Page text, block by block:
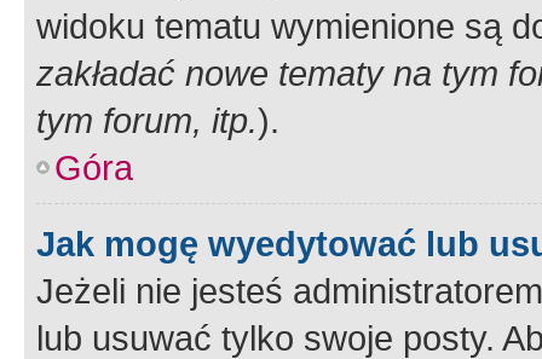
widoku tematu wymienione są
zakładać nowe tematy na tym
tym forum, itp.).
Góra
Jak mogę wyedytować lub
Jeżeli nie jesteś
lub usuwać tylko swoje posty.